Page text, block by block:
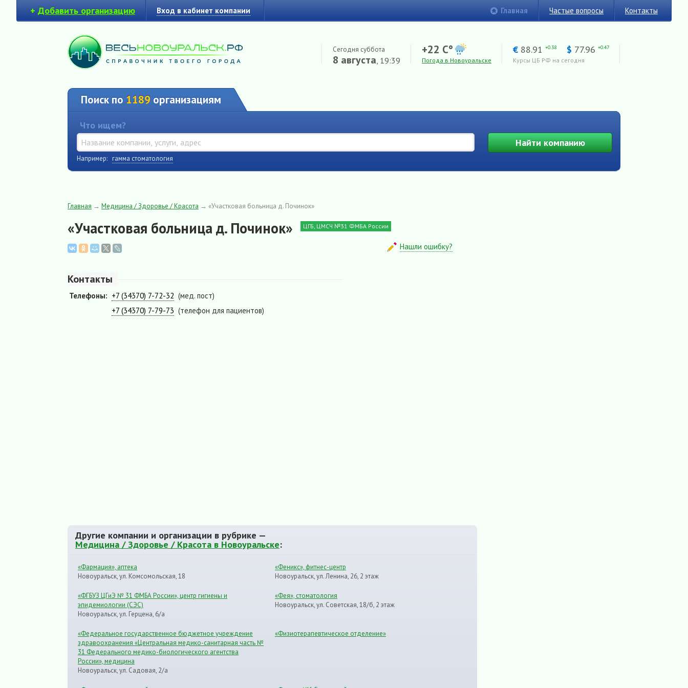
+ Добавить организацию Вход в кабинет компании Главная Частые вопросы Контакты
Сегодня суббота
8 августа, 19:39
+22 C°
Погода в Новоуральске
€ 88.91 +0.38 $ 77.96 +0.47
Курсы ЦБ РФ на сегодня
Поиск по 1189 организациям
Что ищем?
Найтикомпанию
Например: гамма стоматология
Главная → Медицина / Здоровье / Красота → «Участковая больница д. Починок»
«Участковая больница д. Починок» ЦГБ, ЦМСЧ №31 ФМБА России
Нашли ошибку?
Контакты
Телефоны: +7 (34370) 7-72-32 (мед. пост)
+7 (34370) 7-79-73 (телефон для пациентов)
Другие компании и организации в рубрике —
Медицина / Здоровье / Красота в Новоуральске:
«Фармация», аптека
Новоуральск, ул. Комсомольская, 18
«Феникс», фитнес-центр
Новоуральск, ул. Ленина, 26, 2 этаж
«ФГБУЗ ЦГиЭ № 31 ФМБА России», центр гигиены и
эпидемиологии (СЭС)
Новоуральск, ул. Герцена, 6/а
«Фея», стоматология
Новоуральск, ул. Советская, 18/б, 2 этаж
«Федеральное государственное бюджетное учреждение
здравоохранения «Центральная медико-санитарная часть №
31 Федерального медико-биологического агентства
России», медицина
Новоуральск, ул. Садовая, 2/а
«Физиотерапевтическое отделение»